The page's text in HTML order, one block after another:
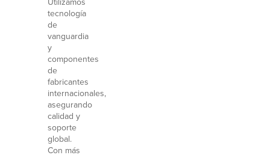
tecnología
de
vanguardia
y
componentes
de
fabricantes
internacionales,
asegurando
calidad y
soporte
global.
Con más